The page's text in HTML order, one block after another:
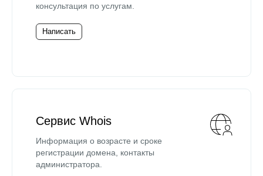
консультация по услугам.
Написать
Сервис Whois
Информация о возрасте и сроке
регистрации домена, контакты
администратора.